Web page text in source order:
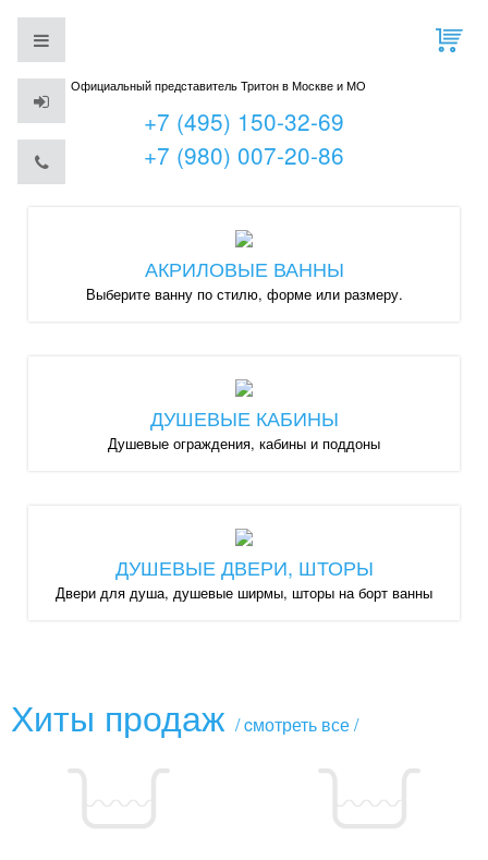
Официальный представитель Тритон в Москве и МО
+7 (495) 150-32-69
+7 (980) 007-20-86
АКРИЛОВЫЕ ВАННЫ
Выберите ванну по стилю, форме или размеру.
ДУШЕВЫЕ КАБИНЫ
Душевые ограждения, кабины и поддоны
ДУШЕВЫЕ ДВЕРИ, ШТОРЫ
Двери для душа, душевые ширмы, шторы на борт ванны
Хиты продаж / cмотреть все /